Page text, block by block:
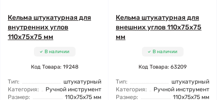
Кельма штукатурная для
внутренних углов
110x75x75 мм
В наличии
Код Товара: 19248
Тип:
штукатурный
Категория:
Ручной инструмент
Размер:
110x75x75 мм
Кельма штукатурная для
внешних углов 110x75x75
мм
В наличии
Код Товара: 63209
Тип:
штукатурный
Категория:
Ручной инструмент
Размер:
110x75x75 мм